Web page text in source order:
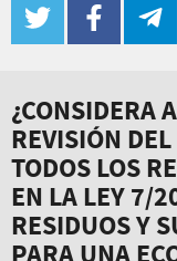
twitter facebook
¿CONSIDERA
REVISIÓN
TODOS LOS
EN LA LEY 7/
RESIDUOS Y